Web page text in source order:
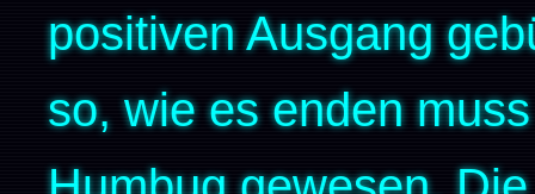
positiven Ausgang
so, wie es enden